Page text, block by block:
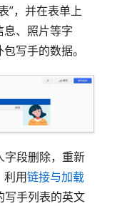
”，并在表单上
、照片等字
写手的数据。
字段删除，重新
利用链接与加载
写手列表的英文